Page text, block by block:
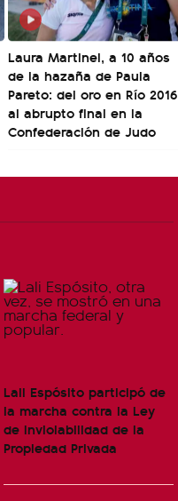
Laura Martinel, a 10 años
de la hazaña de Paula
Pareto: del oro en Río 2016
al abrupto final en la
Confederación de Judo
Lali Espósito participó de
la marcha contra la Ley
de Inviolabilidad de la
Propiedad Privada